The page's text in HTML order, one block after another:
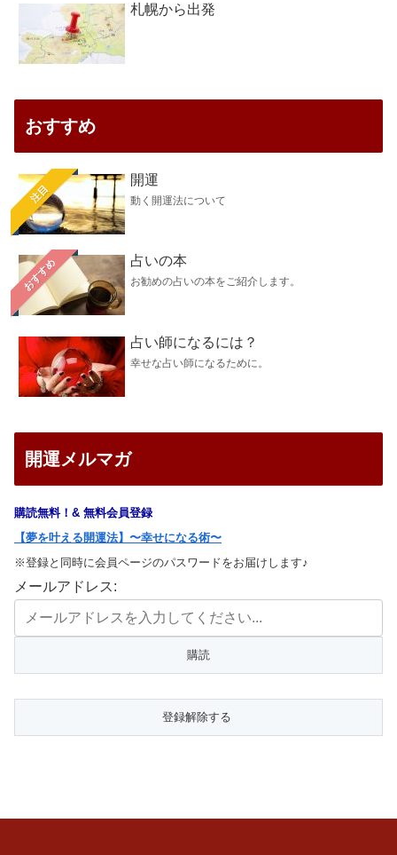
札幌から出発
おすすめ
注目
開運
動く開運法について
おすすめ 占いの本
お勧めの占いの本をご紹介します。
占い師になるには？
幸せな占い師になるために。
開運メルマガ
購読無料！& 無料会員登録
【夢を叶える開運法】〜幸せになる術〜
※登録と同時に会員ページのパスワードをお届けします♪
メールアドレス: